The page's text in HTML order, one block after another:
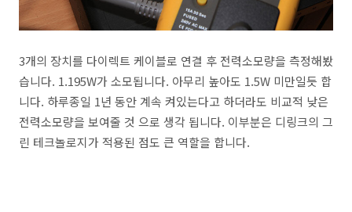
3개의 장치를 다이렉트 케이블로 연결 후 전력소모량을 측정해봤
습니다. 1.195W가 소모됩니다. 아무리 높아도 1.5W 미만일듯 합
니다. 하루종일 1년 동안 계속 켜있는다고 하더라도 비교적 낮은
전력소모량을 보여줄 것 으로 생각 됩니다. 이부분은 디링크의 그
린 테크놀로지가 적용된 점도 큰 역할을 합니다.